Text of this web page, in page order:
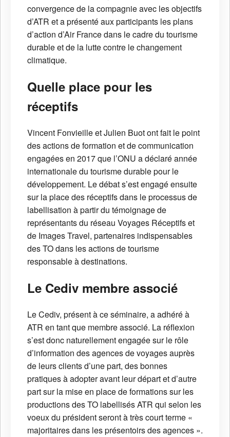
convergence de la compagnie avec les objectifs
d’ATR et a présenté aux participants les plans
d’action d’Air France dans le cadre du tourisme
durable et de la lutte contre le changement
climatique.
Quelle place pour les
réceptifs
Vincent Fonvieille et Julien Buot ont fait le point
des actions de formation et de communication
engagées en 2017 que l’ONU a déclaré année
internationale du tourisme durable pour le
développement. Le débat s’est engagé ensuite
sur la place des réceptifs dans le processus de
labellisation à partir du témoignage de
représentants du réseau Voyages Réceptifs et
de Images Travel, partenaires indispensables
des TO dans les actions de tourisme
responsable à destinations.
Le Cediv membre associé
Le Cediv, présent à ce séminaire, a adhéré à
ATR en tant que membre associé. La réflexion
s’est donc naturellement engagée sur le rôle
d’information des agences de voyages auprès
de leurs clients d’une part, des bonnes
pratiques à adopter avant leur départ et d’autre
part sur la mise en place de formations sur les
productions des TO labellisés ATR qui selon les
voeux du président seront à très court terme «
majoritaires dans les présentoirs des agences ».